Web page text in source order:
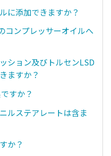
に添加できますか？
コンプレッサーオイルへ
ション及びトルセンLSD
ますか？
すか？
ルステアレートは含ま
か？